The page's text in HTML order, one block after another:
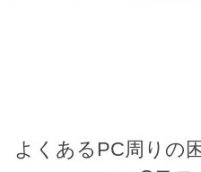
よくあるPC周りの